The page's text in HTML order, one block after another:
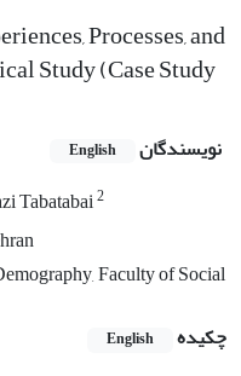
Processes, and
Study (Case Study
نویسندگان English
Tabatabai2
Faculty of Social
چکیده
English